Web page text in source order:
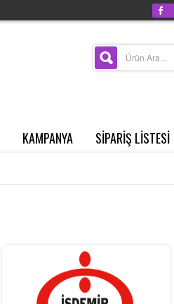
KAMPANYA SİPARİŞ LİSTESİ